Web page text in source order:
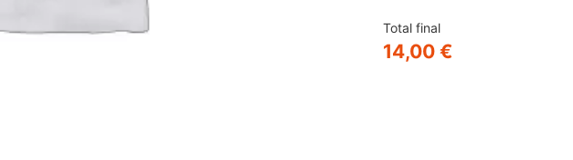
Total final
14,00 €